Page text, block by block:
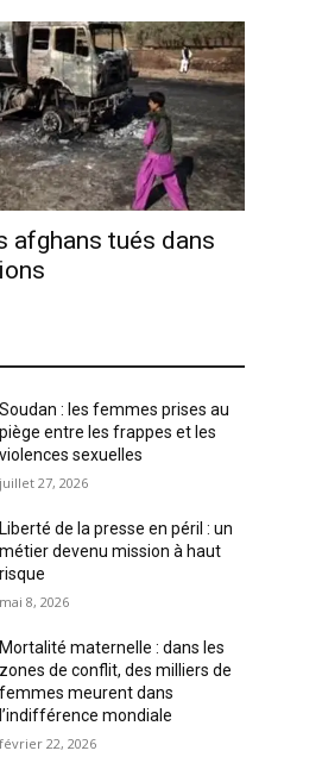
afghans tués dans
Soudan : les femmes prises au
piège entre les frappes et les
violences sexuelles
juillet 27, 2026
Liberté de la presse en péril : un
métier devenu mission à haut
risque
mai 8, 2026
Mortalité maternelle : dans les
zones de conflit, des milliers de
femmes meurent dans
l’indifférence mondiale
février 22, 2026